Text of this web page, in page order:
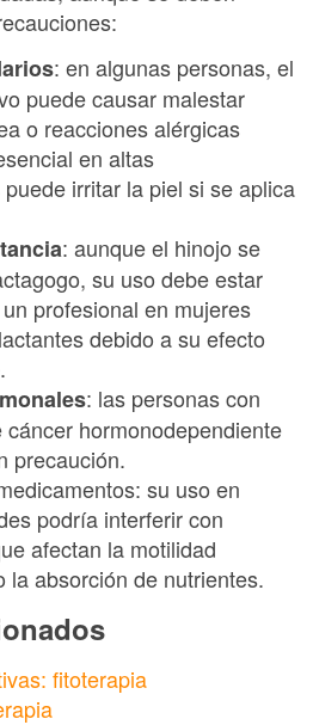
: en algunas personas, el
puede causar malestar
o reacciones alérgicas
en altas
irritar la piel si se aplica
: aunque el hinojo se
su uso debe estar
profesional en mujeres
debido a su efecto
: las personas con
hormonodependiente
precaución.
su uso en
podría interferir con
afectan la motilidad
la absorción de nutrientes.
fitoterapia